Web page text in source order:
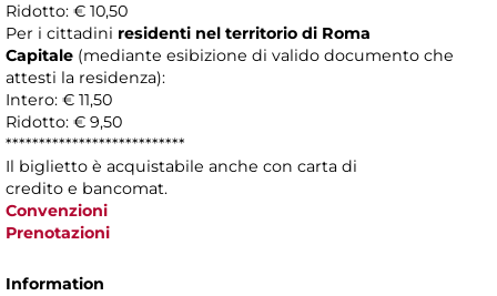
Ridotto: € 10,50
Per i cittadini residenti nel territorio di Roma
Capitale (mediante esibizione di valido documento che
attesti la residenza):
Intero: € 11,50
Ridotto: € 9,50
***************************
Il biglietto è acquistabile anche con carta di
credito e bancomat.
Convenzioni
Prenotazioni
Information